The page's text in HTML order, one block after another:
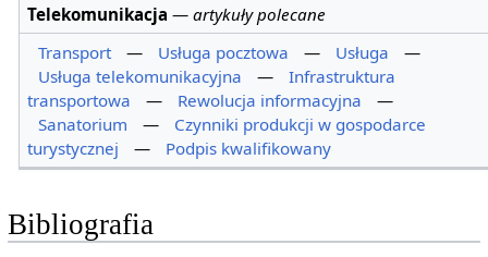
Telekomunikacja —artykuły polecane
Transport
— Usługa pocztowa — Usługa
—
Usługa telekomunikacyjna
—
Infrastruktura
transportowa
— Rewolucja informacyjna
—
Sanatorium
—
Czynniki produkcji w gospodarce
turystycznej
— Podpis kwalifikowany
Bibliografia